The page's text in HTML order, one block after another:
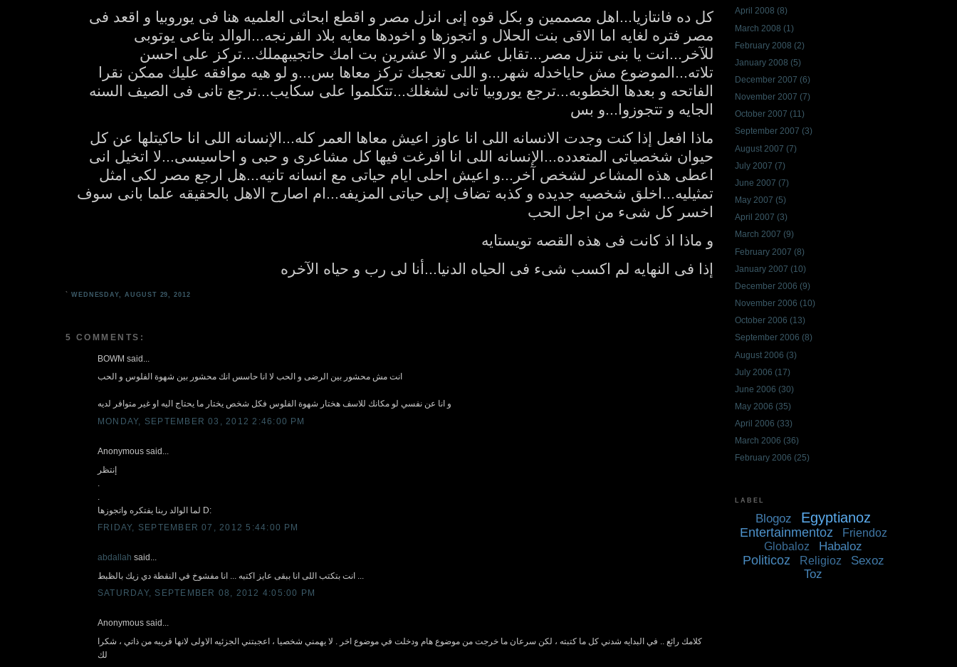
كل ده فانتازيا...اهل مصممين و بكل قوه إنى انزل مصر و اقطع ابحاثى العلميه هنا فى يوروبيا و اقعد فى
مصر فتره لغايه اما الاقى بنت الحلال و اتجوزها و اخودها معايه بلاد الفرنجه...الوالد بتاعى يوتوبى
للآخر...انت يا بنى تنزل مصر...تقابل عشر و الا عشرين بت امك حاتجيبهملك...تركز على احسن
تلاته...الموضوع مش حاياخدله شهر...و اللى تعجبك تركز معاها بس...و لو هيه موافقه عليك ممكن نقرا
الفاتحه و بعدها الخطوبه...ترجع يوروبيا تانى لشغلك...تتكلموا على سكايب...ترجع تانى فى الصيف السنه
الجايه و تتجوزوا...و بس
ماذا افعل إذا كنت وجدت الانسانه اللى انا عاوز اعيش معاها العمر كله...الإنسانه اللى انا حاكيتلها عن كل
حيوان شخصياتى المتعدده...الإنسانه اللى انا افرغت فيها كل مشاعرى و حبى و احاسيسى...لا اتخيل انى
اعطى هذه المشاعر لشخص آخر...و اعيش احلى ايام حياتى مع انسانه تانيه...هل ارجع مصر لكى امثل
تمثيليه...اخلق شخصيه جديده و كذبه تضاف إلى حياتى المزيفه...ام اصارح الاهل بالحقيقه علما بانى سوف
اخسر كل شىء من اجل الحب
و ماذا اذ كانت فى هذه القصه تويستايه
إذا فى النهايه لم اكسب شىء فى الحياه الدنيا...أنا لى رب و حياه الآخره
` WEDNESDAY, AUGUST 29, 2012
5 COMMENTS:
BOWM said...
انت مش محشور بين الرضى و الحب لا انا حاسس انك محشور بين شهوة الفلوس و الحب
و انا عن نفسي لو مكانك للاسف هختار شهوة الفلوس فكل شخص يختار ما يحتاج اليه او غير متوافر لديه
MONDAY, SEPTEMBER 03, 2012 2:46:00 PM
Anonymous said...
إنتظر
لما الوالد ربنا يفتكره واتجوزها D:
FRIDAY, SEPTEMBER 07, 2012 5:44:00 PM
abdallah said...
SATURDAY, SEPTEMBER 08, 2012 4:05:00 PM
Anonymous said...
كلامك رائع .. في البدايه شدني كل ما كتبته ، لكن سرعان ما خرجت من موضوع هام ودخلت في موضوع اخر . لا يهمني شخصيا ، اعجبتني الجزئيه الاولى لانها قريبه من ذاتي ، شكرا
لك
April 2008 (8)
March 2008 (1)
February 2008 (2)
January 2008 (5)
December 2007 (6)
November 2007 (7)
October 2007 (11)
September 2007 (3)
August 2007 (7)
July 2007 (7)
June 2007 (7)
May 2007 (5)
April 2007 (3)
March 2007 (9)
February 2007 (8)
January 2007 (10)
December 2006 (9)
November 2006 (10)
October 2006 (13)
September 2006 (8)
August 2006 (3)
July 2006 (17)
June 2006 (30)
May 2006 (35)
April 2006 (33)
March 2006 (36)
February 2006 (25)
LABEL
Blogoz Egyptianoz
Entertainmentoz
Friendoz
Globaloz
Habaloz
Politicoz Religioz
Sexoz
Toz